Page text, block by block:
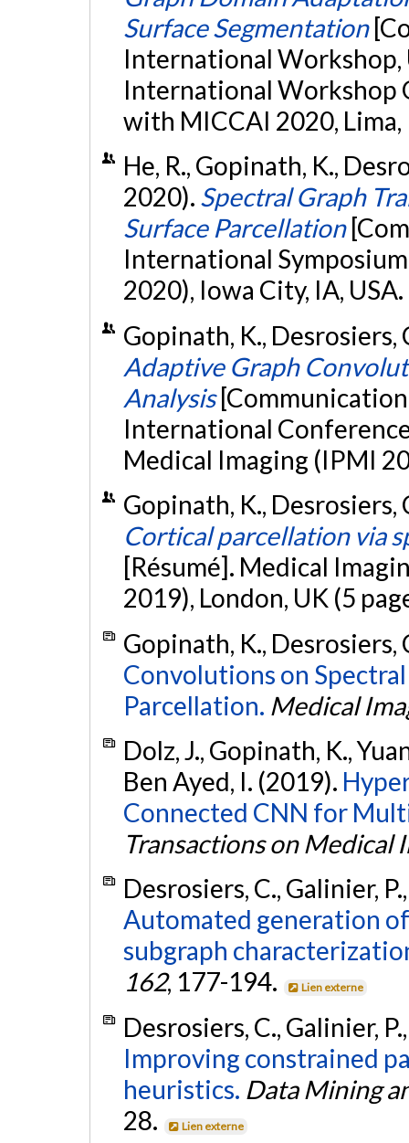
Surface Segmentation
International Workshop,
International Workshop
with MICCAI 2020,
He, R., Gopinath, K.,
2020). Spectral Graph
Surface Parcellation
International
2020), Iowa City, IA, USA.
Gopinath, K., Desrosiers,
Adaptive Graph
Analysis
International
Medical Imaging (IPMI
Gopinath, K., Desrosiers,
Cortical parcellation via
[Résumé]. Medical
2019), London, UK (5
Gopinath, K., Desrosiers,
Convolutions on
Parcellation. Medical
Dolz, J., Gopinath, K.,
Ben Ayed, I. (2019).
Connected CNN for
Transactions on Medical
Desrosiers, C., Galinier,
Automated generation
subgraph
162, 177-194. Lien externe
Desrosiers, C., Galinier,
Improving constrained
heuristics. Data Mining
28.
Lien externe